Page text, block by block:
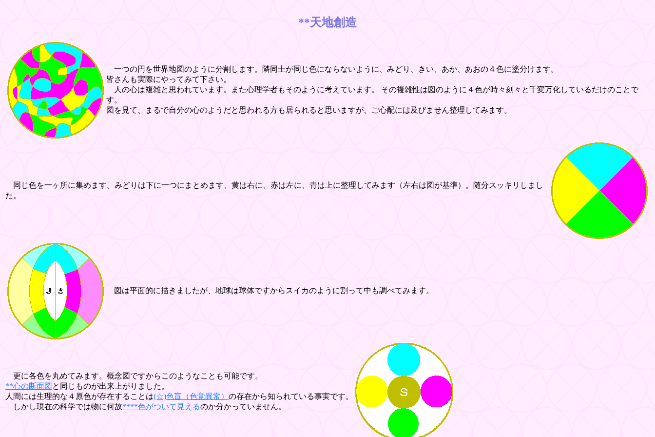
**天地創造
一つの円を世界地図のように分割します。隣同士が同じ色にならないように、みどり、きい、あか、あおの４色に塗分けます。
皆さんも実際にやってみて下さい。
人の心は複雑と思われています。また心理学者もそのように考えています。 その複雑性は図のように４色が時々刻々と千変万化しているだけのことで
す。
図を見て、まるで自分の心のようだと思われる方も居られると思いますが、ご心配には及びません整理してみます。
同じ色を一ヶ所に集めます。みどりは下に一つにまとめます、黄は右に、赤は左に、青は上に整理してみます（左右は図が基準）。随分スッキリしまし
た。
図は平面的に描きましたが、地球は球体ですからスイカのように割って中も調べてみます。
更に各色を丸めてみます。概念図ですからこのようなことも可能です。
**心の断面図 と同じものが出来上がりました。
人間には生理的な４原色が存在することは(☆)色盲（色覚異常） の存在から知られている事実です。
しかし現在の科学では物に何故****色がついて見えるのか分かっていません。